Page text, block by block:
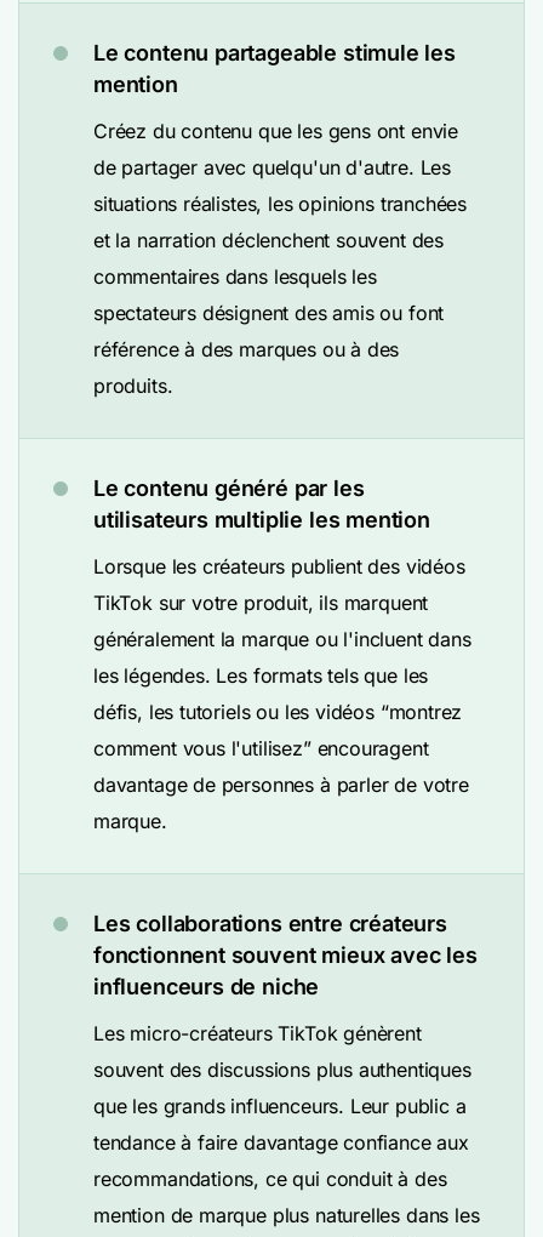
Le contenu partageable stimule les
mention
Créez du contenu que les gens ont envie
de partager avec quelqu'un d'autre. Les
situations réalistes, les opinions tranchées
et la narration déclenchent souvent des
commentaires dans lesquels les
spectateurs désignent des amis ou font
référence à des marques ou à des
produits.
Le contenu généré par les
utilisateurs multiplie les mention
Lorsque les créateurs publient des vidéos
TikTok sur votre produit, ils marquent
généralement la marque ou l'incluent dans
les légendes. Les formats tels que les
défis, les tutoriels ou les vidéos “montrez
comment vous l'utilisez” encouragent
davantage de personnes à parler de votre
marque.
Les collaborations entre créateurs
fonctionnent souvent mieux avec les
influenceurs de niche
Les micro-créateurs TikTok génèrent
souvent des discussions plus authentiques
que les grands influenceurs. Leur public a
tendance à faire davantage confiance aux
recommandations, ce qui conduit à des
mention de marque plus naturelles dans les